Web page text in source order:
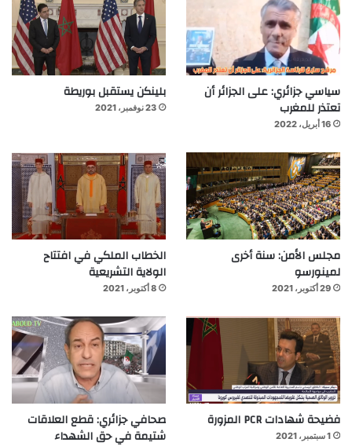
سياسي جزائري: على الجزائر أن
تعتذر للمغرب
16 أبريل، 2022
بلينكن يستقبل بوريطة
23 نوفمبر، 2021
مجلس الأمن: سنة أخرى
لمينورسو
29 أكتوبر، 2021
الخطاب الملكي في افتتاح
الولاية التشريعية
8 أكتوبر، 2021
فضيحة شهادات PCR المزورة
1 سبتمبر، 2021
صحافي جزائري: قطع العلاقات
شتيمة في حق الشهداء